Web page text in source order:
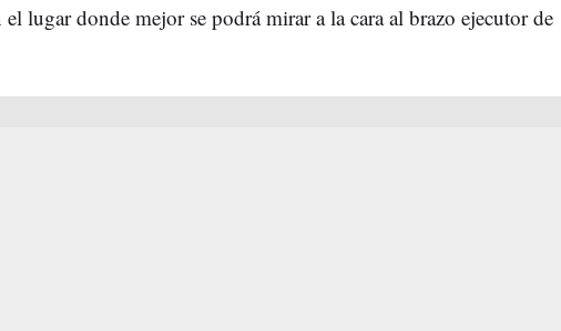
lugar donde mejor se podrá mirar a la cara al brazo ejecutor de